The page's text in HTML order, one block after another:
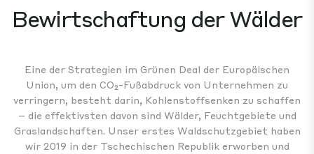
Bewirtschaftung der Wälder
Eine der Strategien im Grünen Deal der Europäischen
Union, um den CO₂-Fußabdruck von Unternehmen zu
verringern, besteht darin, Kohlenstoffsenken zu schaffen
– die effektivsten davon sind Wälder, Feuchtgebiete und
Graslandschaften. Unser erstes Waldschutzgebiet haben
wir 2019 in der Tschechischen Republik erworben und